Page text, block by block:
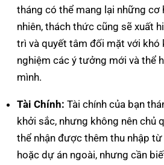
tháng có thể mang lại những cơ
nhiên, thách thức cũng sẽ xuất
trì và quyết tâm đối mặt với khó
nghiệm các ý tưởng mới và thể
mình.
Tài Chính: Tài chính của bạn
khởi sắc, nhưng không nên chủ
thể nhận được thêm thu nhập
hoặc dự án ngoài, nhưng cần